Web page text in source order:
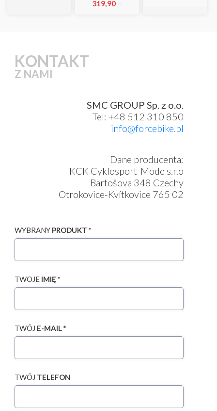
319,90
KONTAKT
Z NAMI
SMC GROUP Sp. z o.o.
Tel: +48 512 310 850
info@forcebike.pl
Dane producenta:
KCK Cyklosport-Mode s.r.o
Bartošova 348 Czechy
Otrokovice-Kvítkovice 765 02
WYBRANY PRODUKT *
TWOJE IMIĘ *
TWÓJ E-MAIL *
TWÓJ TELEFON